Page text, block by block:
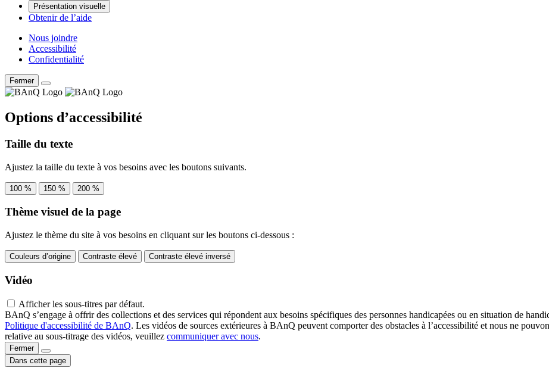
Présentation visuelle
Obtenir de l’aide
Nous joindre
Accessibilité
Confidentialité
Fermer
Options d’accessibilité
Taille du texte
Ajustez la taille du texte à vos besoins avec les boutons suivants.
100 % 150 % 200 %
Thème visuel de la page
Ajustez le thème du site à vos besoins en cliquant sur les boutons ci-dessous :
Couleurs d’origine Contraste élevé Contraste élevé inversé
Vidéo
Afficher les sous-titres par défaut.
BAnQ s’engage à offrir des collections et des services qui répondent aux besoins spécifiques des personnes handicapées ou en situation de
Politique d'accessibilité de BAnQ. Les vidéos de sources extérieures à BAnQ peuvent comporter des obstacles à l’accessibilité et nous ne
relative au sous-titrage des vidéos, veuillez communiquer avec nous.
Fermer
Dans cette page